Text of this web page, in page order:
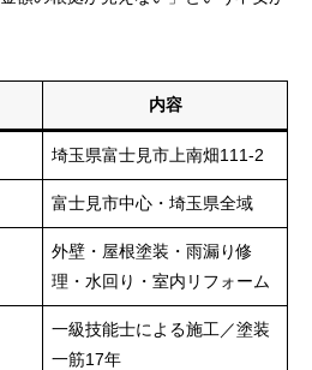
内容
埼玉県富士見市上南畑111-2
富士見市中心・埼玉県全域
外壁・屋根塗装・雨漏り修
理・水回り・室内リフォーム
一級技能士による施工／塗装
一筋17年